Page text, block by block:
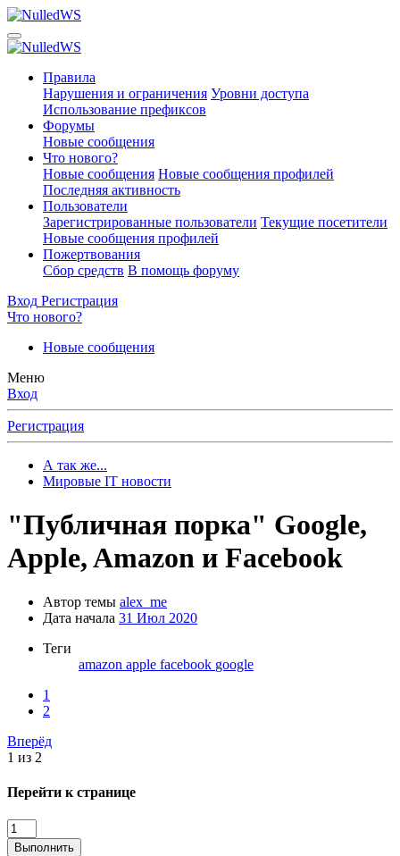
Правила
Нарушения и ограничения Уровни доступа
Использование префиксов
Форумы
Новые сообщения
Что нового?
Новые сообщения Новые сообщения профилей
Последняя активность
Пользователи
Зарегистрированные пользователи Текущие посетители
Новые сообщения профилей
Пожертвования
Сбор средств В помощь форуму
Вход Регистрация
Что нового?
Новые сообщения
Меню
Вход
Регистрация
А так же...
Мировые IT новости
"Публичная порка" Google,
Apple, Amazon и Facebook
Автор темы alex_me
Дата начала 31 Июл 2020
Теги
amazon apple facebook google
1
2
Вперёд
1 из 2
Перейти к странице
Выполнить